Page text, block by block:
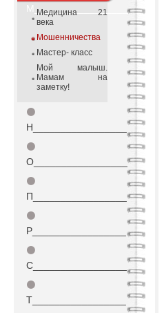
М_________________
Медицина 21
века
Мошенничества
Мастер- класс
Мой малыш.
Мамам на
заметку!
⚫
Н_________________
⚫
О_________________
⚫
П_________________
⚫
Р_________________
⚫
С_________________
⚫
Т_________________